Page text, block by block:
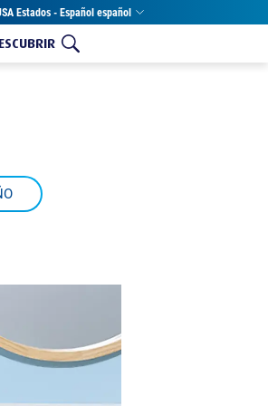
Estados - Español español